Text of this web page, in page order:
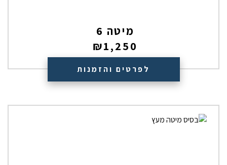
מיטה 6
₪1,250
לפרטים והזמנות